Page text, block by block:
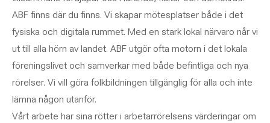
ABF finns där du finns. Vi skapar mötesplatser både i det
fysiska och digitala rummet. Med en stark lokal närvaro når vi
ut till alla hörn av landet. ABF utgör ofta motorn i det lokala
föreningslivet och samverkar med både befintliga och nya
rörelser. Vi vill göra folkbildningen tillgänglig för alla och inte
lämna någon utanför.
Vårt arbete har sina rötter i arbetarrörelsens värderingar om